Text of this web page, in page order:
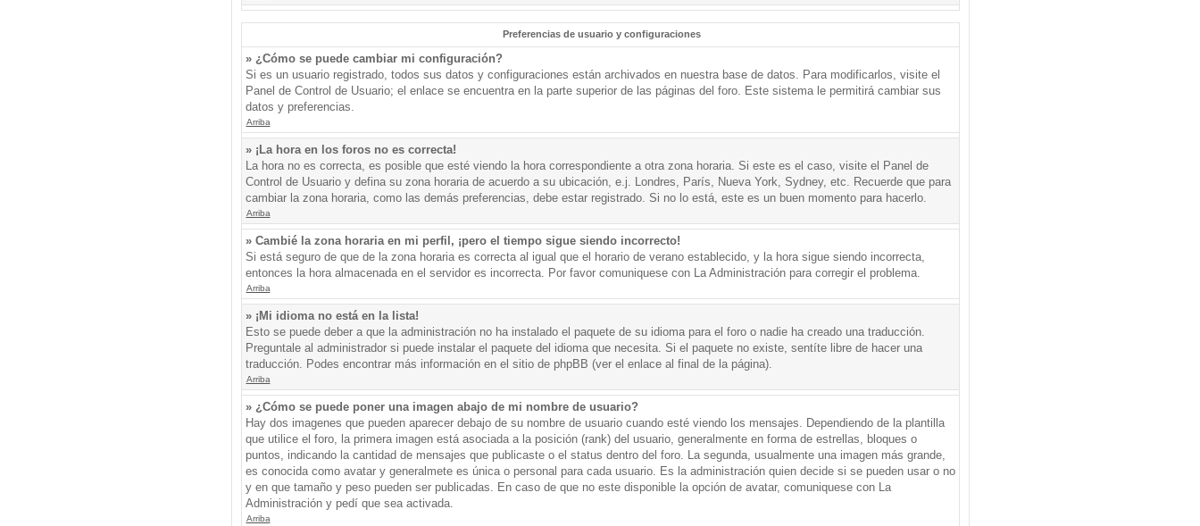
Preferencias de usuario y configuraciones
» ¿Cómo se puede cambiar mi configuración?
Si es un usuario registrado, todos sus datos y configuraciones están archivados en nuestra base de datos. Para modificarlos, visite el
Panel de Control de Usuario; el enlace se encuentra en la parte superior de las páginas del foro. Este sistema le permitirá cambiar sus
datos y preferencias.
Arriba
» ¡La hora en los foros no es correcta!
La hora no es correcta, es posible que esté viendo la hora correspondiente a otra zona horaria. Si este es el caso, visite el Panel de
Control de Usuario y defina su zona horaria de acuerdo a su ubicación, e.j. Londres, París, Nueva York, Sydney, etc. Recuerde que para
cambiar la zona horaria, como las demás preferencias, debe estar registrado. Si no lo está, este es un buen momento para hacerlo.
Arriba
» Cambié la zona horaria en mi perfil, ¡pero el tiempo sigue siendo incorrecto!
Si está seguro de que de la zona horaria es correcta al igual que el horario de verano establecido, y la hora sigue siendo incorrecta,
entonces la hora almacenada en el servidor es incorrecta. Por favor comuniquese con La Administración para corregir el problema.
Arriba
» ¡Mi idioma no está en la lista!
Esto se puede deber a que la administración no ha instalado el paquete de su idioma para el foro o nadie ha creado una traducción.
Preguntale al administrador si puede instalar el paquete del idioma que necesita. Si el paquete no existe, sentíte libre de hacer una
traducción. Podes encontrar más información en el sitio de phpBB (ver el enlace al final de la página).
Arriba
» ¿Cómo se puede poner una imagen abajo de mi nombre de usuario?
Hay dos imagenes que pueden aparecer debajo de su nombre de usuario cuando esté viendo los mensajes. Dependiendo de la plantilla
que utilice el foro, la primera imagen está asociada a la posición (rank) del usuario, generalmente en forma de estrellas, bloques o
puntos, indicando la cantidad de mensajes que publicaste o el status dentro del foro. La segunda, usualmente una imagen más grande,
es conocida como avatar y generalmete es única o personal para cada usuario. Es la administración quien decide si se pueden usar o no
y en que tamaño y peso pueden ser publicadas. En caso de que no este disponible la opción de avatar, comuniquese con La
Administración y pedí que sea activada.
Arriba